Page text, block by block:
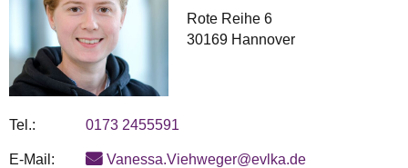
Rote Reihe 6
30169 Hannover
Tel.: 0173 2455591
E-Mail: Vanessa.Viehweger@evlka.de